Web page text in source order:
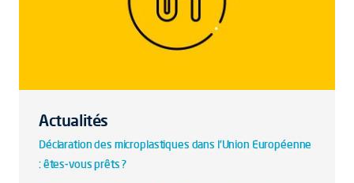
Actualités
Déclaration des microplastiques dans l'Union Européenne
: êtes-vous prêts ?